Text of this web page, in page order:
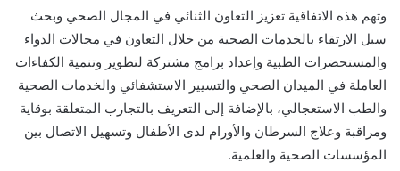
وتهم هذه الاتفاقية تعزيز التعاون الثنائي في المجال الصحي وبحث
سبل الارتقاء بالخدمات الصحية من خلال التعاون في مجالات الدواء
والمستحضرات الطبية وإعداد برامج مشتركة لتطوير وتنمية الكفاءات
العاملة في الميدان الصحي والتسيير الاستشفائي والخدمات الصحية
والطب الاستعجالي، بالإضافة إلى التعريف بالتجارب المتعلقة بوقاية
ومراقبة وعلاج السرطان والأورام لدى الأطفال وتسهيل الاتصال بين
المؤسسات الصحية والعلمية.